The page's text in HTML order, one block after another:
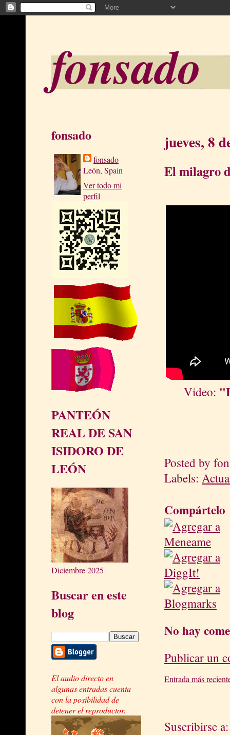
fonsado
fonsado
fonsado
León, Spain
Ver todo mi
perfil
PANTEÓN
REAL DE SAN
ISIDORO DE
LEÓN
Diciembre 2025
Buscar en este
blog
El audio directo en
algunas entradas cuenta
con la posibilidad de
detener el reproductor.
jueves, 8
El milagro
Video:
Posted by
Labels:
Compártelo
No hay
Publicar un
Entrada más
Suscribirse